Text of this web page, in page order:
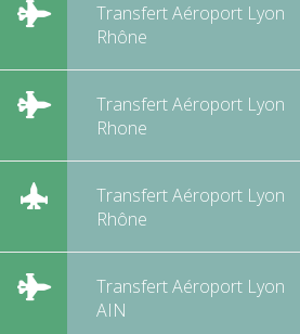
Transfert Aéroport Lyon
Rhône
Transfert Aéroport Lyon
Rhone
Transfert Aéroport Lyon
Rhône
Transfert Aéroport Lyon
AIN